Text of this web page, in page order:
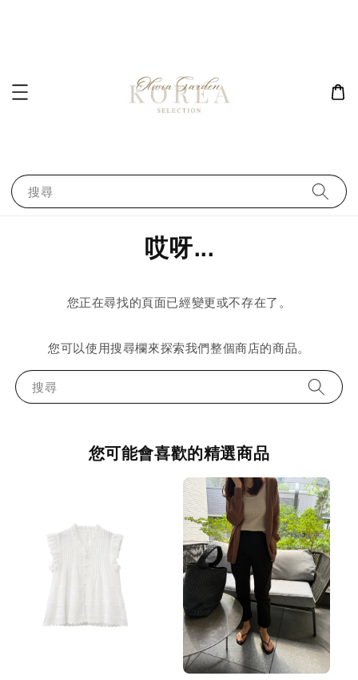
搜尋
哎呀...
您正在尋找的頁面已經變更或不存在了。
您可以使用搜尋欄來探索我們整個商店的商品。
搜尋
您可能會喜歡的精選商品